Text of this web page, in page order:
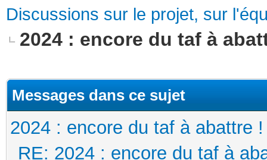
Discussions sur le projet, sur
2024 : encore du taf à
Messages dans ce sujet
2024 : encore du taf à abattre !
RE: 2024 : encore du taf à